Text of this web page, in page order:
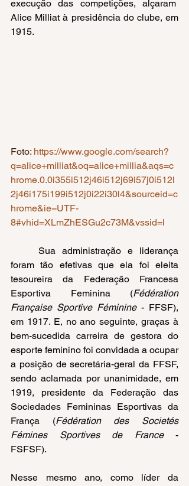
execução das competições, alçaram
Alice Milliat à presidência do clube, em
1915.
Foto: https://www.google.com/search?
q=alice+milliat&oq=alice+millia&aqs=c
hrome.0.0i355i512j46i512j69i57j0i512l
2j46i175i199i512j0i22i30l4&sourceid=c
hrome&ie=UTF-
8#vhid=XLmZhESGu2c73M&vssid=l
Sua administração e liderança
foram tão efetivas que ela foi eleita
tesoureira da Federação Francesa
Esportiva Feminina (Fédération
Française Sportive Féminine - FFSF),
em 1917. E, no ano seguinte, graças à
bem-sucedida carreira de gestora do
esporte feminino foi convidada a ocupar
a posição de secretária-geral da FFSF,
sendo aclamada por unanimidade, em
1919, presidente da Federação das
Sociedades Femininas Esportivas da
França (Fédération des Societés
Fémines Sportives de France -
FSFSF).
Nesse mesmo ano, como líder da